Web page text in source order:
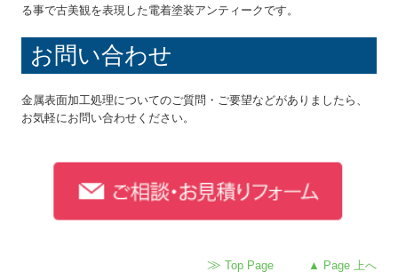
る事で古美観を表現した電着塗装アンティークです。
お問い合わせ
金属表面加工処理についてのご質問・ご要望などがありましたら、
お気軽にお問い合わせください。
≫ Top Page ▲ Page 上へ